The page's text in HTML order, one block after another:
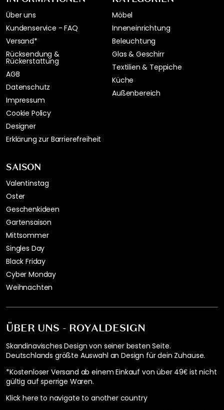
ÜBER UNS - ROYALDESIGN
Skandinavisches Design von seiner besten Seite.
Deutschlands größte Auswahl an Design für dein Zuhause.
*Kostenloser Versand ab einem Einkauf von über 49€ ist nicht
gültig auf sperrige Waren.
Klick here to navigate to another country
Über uns
Kundenservice - FAQ
Versand*
Rücksendung &
Rückerstattung
AGB
Datenschutz
Impressum
Cookie Policy
Designer
Erklärung zur Barrierefreiheit
Möbel
Inneneinrichtung
Beleuchtung
Glas & Geschirr
Textilien & Teppiche
Küche
Außenbereich
SAISON
Valentinstag
Oster
Geschenkideen
Gartensaison
Mittsommer
Singles Day
Black Friday
Cyber Monday
Weihnachten